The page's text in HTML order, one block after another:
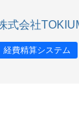
式会社
経費精算システム